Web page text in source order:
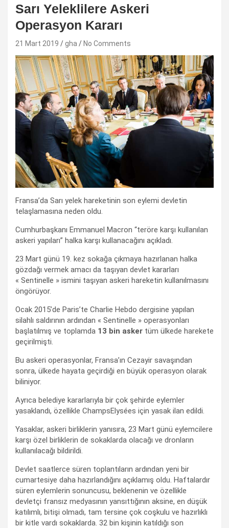
Sarı Yeleklilere Askeri
Operasyon Kararı
21 Mart 2019 gha No Comments
Fransa’da Sarı yelek hareketinin son eylemi devletin
telaşlamasına neden oldu.
Cumhurbaşkanı Emmanuel Macron “teröre karşı kullanılan
askeri yapıları” halka karşı kullanacağını açıkladı.
23 Mart günü 19. kez sokağa çıkmaya hazırlanan halka
gözdağı vermek amacı da taşıyan devlet kararları
« Sentinelle » ismini taşıyan askeri hareketin kullanılmasını
öngörüyor.
Ocak 2015’de Paris’te Charlie Hebdo dergisine yapılan
silahlı saldırının ardından « Sentinelle » operasyonları
başlatılmış ve toplamda 13 bin asker tüm ülkede harekete
geçirilmişti.
Bu askeri operasyonlar, Fransa’ın Cezayir savaşından
sonra, ülkede hayata geçirdiği en büyük operasyon olarak
biliniyor.
Ayrıca belediye kararlarıyla bir çok şehirde eylemler
yasaklandı, özellikle ChampsElysées için yasak ilan edildi.
Yasaklar, askeri birliklerin yanısıra, 23 Mart günü eylemcilere
karşı özel birliklerin de sokaklarda olacağı ve dronların
kullanılacağı bildirildi.
Devlet saatlerce süren toplantıların ardından yeni bir
cumartesiye daha hazırlandığını açıklamış oldu. Haftalardır
süren eylemlerin sonuncusu, beklenenin ve özellikle
devletçi fransız medyasının yansıttığının aksine, en düşük
katılımlı, bitişi olmadı, tam tersine çok coşkulu ve hazırlıklı
bir kitle vardı sokaklarda. 32 bin kişinin katıldığı son